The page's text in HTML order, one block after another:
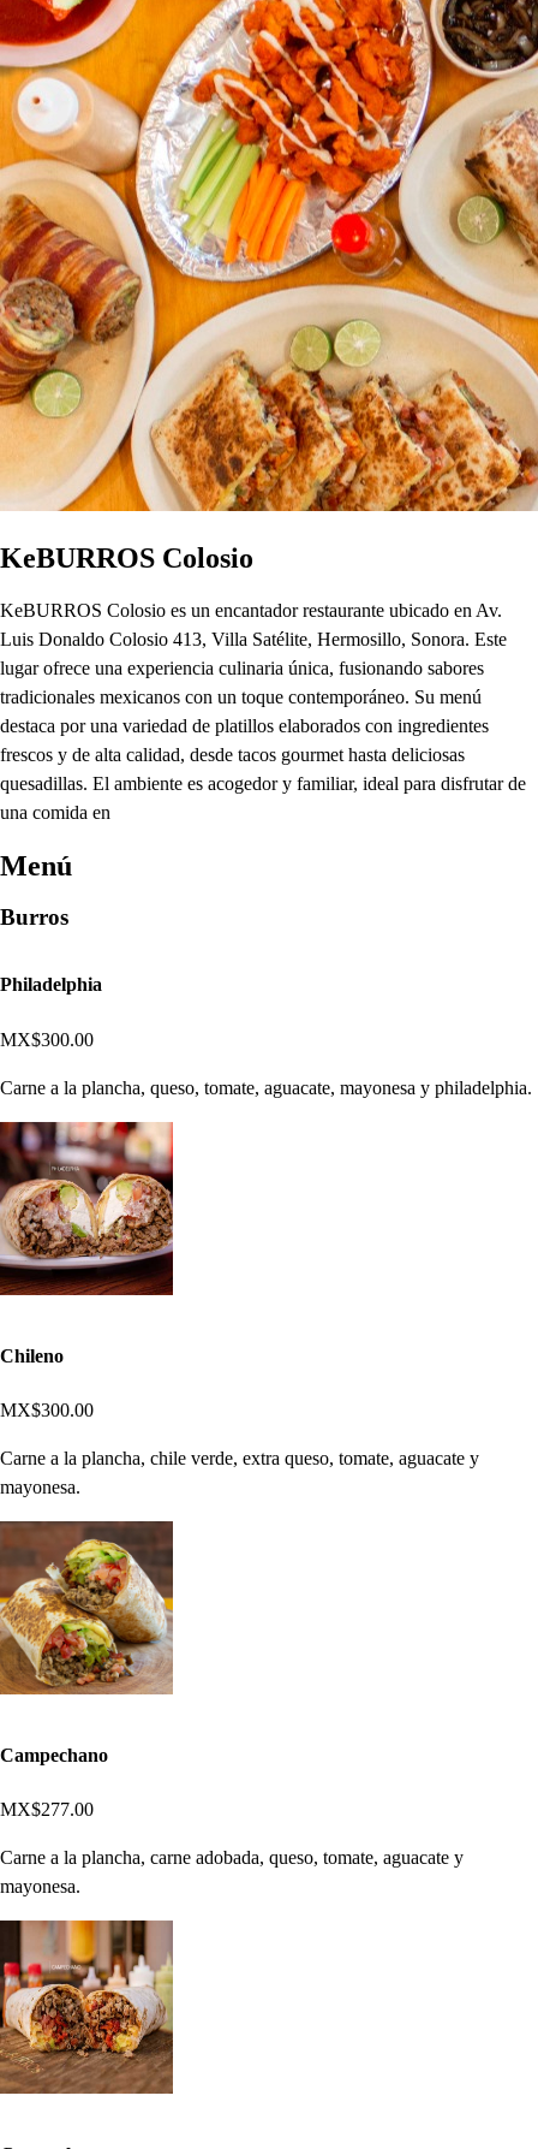
KeBURROS Colosio
KeBURROS Colosio es un encantador restaurante ubicado en Av.
Luis Donaldo Colosio 413, Villa Satélite, Hermosillo, Sonora. Este
lugar ofrece una experiencia culinaria única, fusionando sabores
tradicionales mexicanos con un toque contemporáneo. Su menú
destaca por una variedad de platillos elaborados con ingredientes
frescos y de alta calidad, desde tacos gourmet hasta deliciosas
quesadillas. El ambiente es acogedor y familiar, ideal para disfrutar de
una comida en
Menú
Burros
Philadelphia
MX$300.00
Carne a la plancha, queso, tomate, aguacate, mayonesa y philadelphia.
Chileno
MX$300.00
Carne a la plancha, chile verde, extra queso, tomate, aguacate y
mayonesa.
Campechano
MX$277.00
Carne a la plancha, carne adobada, queso, tomate, aguacate y
mayonesa.